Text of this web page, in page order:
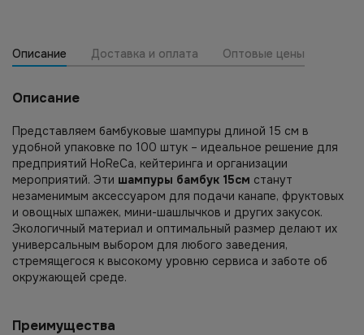
Описание Доставка и оплата Оптовые цены
Описание
Представляем бамбуковые шампуры длиной 15 см в
удобной упаковке по 100 штук – идеальное решение для
предприятий HoReCa, кейтеринга и организации
мероприятий. Эти шампуры бамбук 15см станут
незаменимым аксессуаром для подачи канапе, фруктовых
и овощных шпажек, мини-шашлычков и других закусок.
Экологичный материал и оптимальный размер делают их
универсальным выбором для любого заведения,
стремящегося к высокому уровню сервиса и заботе об
окружающей среде.
Преимущества